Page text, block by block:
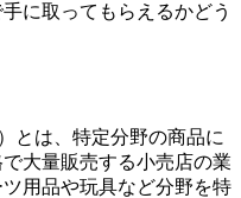
に取ってもらえるかどう
とは、特定分野の商品に
大量販売する小売店の業
用品や玩具など分野を特